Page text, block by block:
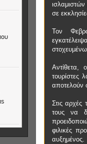
σε
Τον
Αντίθετα,
αποτελούν
Στις
τους να
φιλικές
αυξημένος.